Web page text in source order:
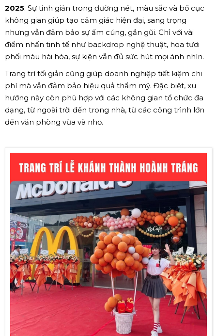
2025. Sự tinh giản trong đường nét, màu sắc và bố cục
không gian giúp tạo cảm giác hiện đại, sang trọng
nhưng vẫn đảm bảo sự ấm cúng, gần gũi. Chỉ với vài
điểm nhấn tinh tế như backdrop nghệ thuật, hoa tươi
phối màu hài hòa, sự kiện vẫn đủ sức hút mọi ánh nhìn.
Trang trí tối giản cũng giúp doanh nghiệp tiết kiệm chi
phí mà vẫn đảm bảo hiệu quả thẩm mỹ. Đặc biệt, xu
hướng này còn phù hợp với các không gian tổ chức đa
dạng, từ ngoài trời đến trong nhà, từ các công trình lớn
đến văn phòng vừa và nhỏ.